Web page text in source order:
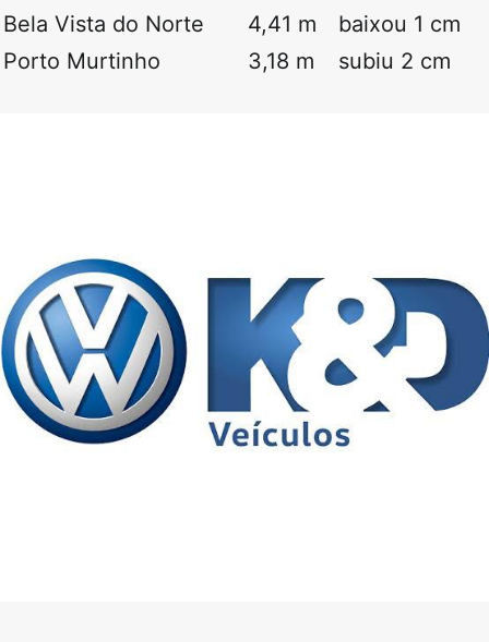
Bela Vista do Norte
4,41 m
baixou 1 cm
Porto Murtinho
3,18 m subiu 2 cm